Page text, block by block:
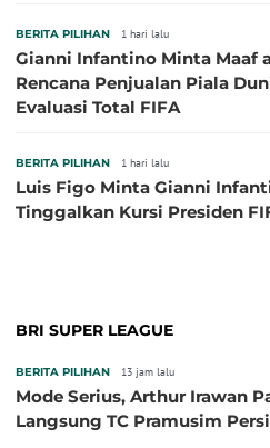
BERITA PILIHAN 1 hari lalu
Gianni Infantino Minta Maaf
Rencana Penjualan Piala
Evaluasi Total FIFA
BERITA PILIHAN 1 hari lalu
Luis Figo Minta Gianni
Tinggalkan Kursi Presiden
BRI SUPER LEAGUE
BERITA PILIHAN 13 jam lalu
Mode Serius, Arthur Irawan
Langsung TC Pramusim